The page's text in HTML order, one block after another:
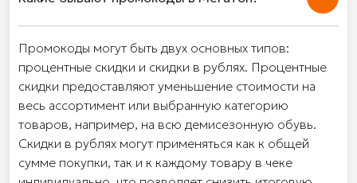
Промокоды могут быть двух основных типов:
процентные скидки и скидки в рублях. Процентные
скидки предоставляют уменьшение стоимости на
весь ассортимент или выбранную категорию
товаров, например, на всю демисезонную обувь.
Скидки в рублях могут применяться как к общей
сумме покупки, так и к каждому товару в чеке